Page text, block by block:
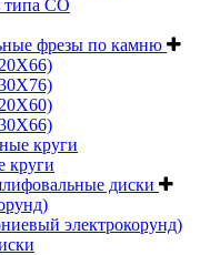
типа СО
фрезы по камню
круги
круги
диски
электрокорунд)